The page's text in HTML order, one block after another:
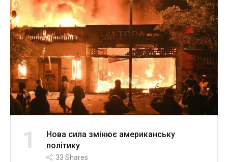
1
Нова сила змінює американську
політику
33 Shares